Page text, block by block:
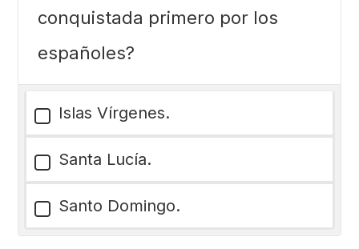
conquistada primero por los
españoles?
Islas Vírgenes.
Santa Lucía.
Santo Domingo.